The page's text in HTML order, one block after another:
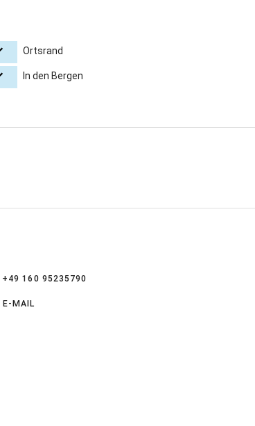
Ortsrand
In den Bergen
+49 160 95235790
E-MAIL